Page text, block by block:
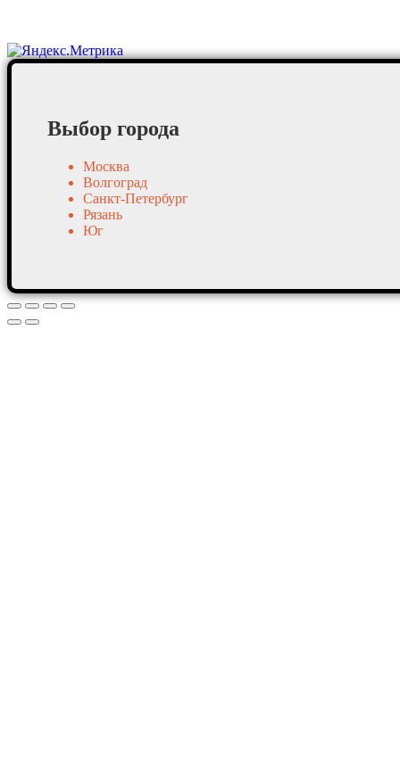
Выбор города
Москва
Волгоград
Санкт-Петербург
Рязань
Юг